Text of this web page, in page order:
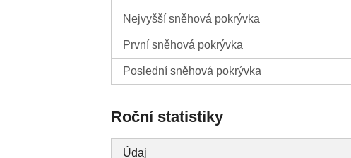
Nejvyšší sněhová pokrývka
První sněhová pokrývka
Poslední sněhová pokrývka
Roční statistiky
Údaj